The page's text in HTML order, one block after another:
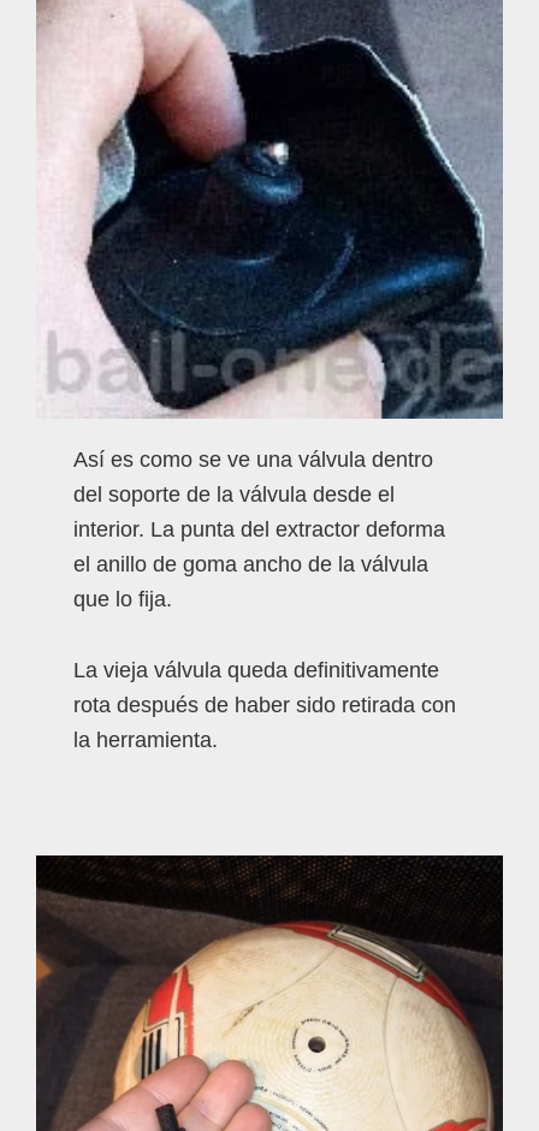
Así es como se ve una válvula dentro
del soporte de la válvula desde el
interior. La punta del extractor deforma
el anillo de goma ancho de la válvula
que lo fija.
La vieja válvula queda definitivamente
rota después de haber sido retirada con
la herramienta.